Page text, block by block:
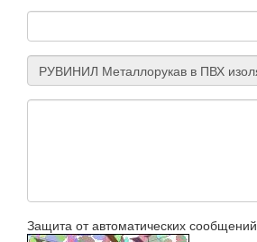
Защита от автоматических сообщений